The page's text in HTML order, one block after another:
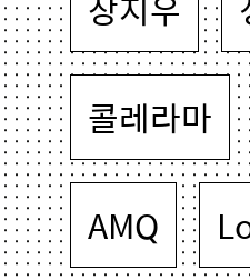
콜레라마
AMQ